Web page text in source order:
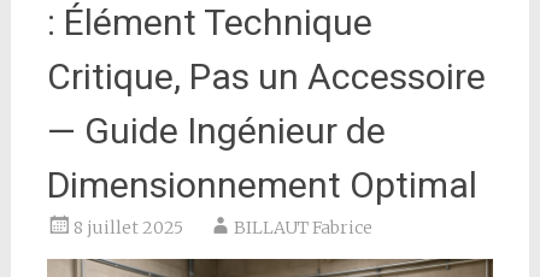
: Élément Technique
Critique, Pas un Accessoire
— Guide Ingénieur de
Dimensionnement Optimal
8 juillet 2025 BILLAUT Fabrice